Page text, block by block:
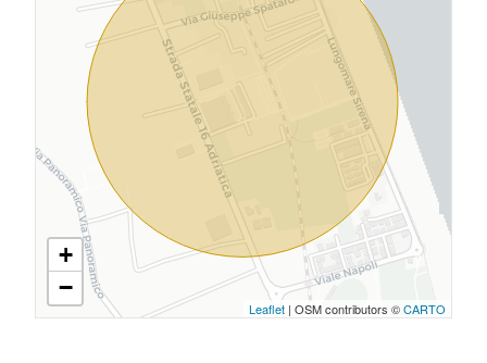
+
−
Leaflet| OSM contributors ©CARTO